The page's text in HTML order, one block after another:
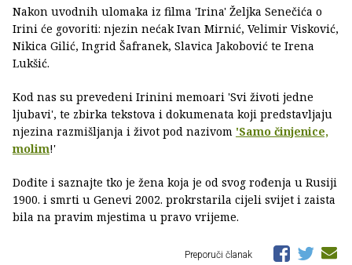
Nakon uvodnih ulomaka iz filma 'Irina' Željka Senečića o
Irini će govoriti: njezin nećak Ivan Mirnić, Velimir Visković,
Nikica Gilić, Ingrid Šafranek, Slavica Jakobović te Irena
Lukšić.
Kod nas su prevedeni Irinini memoari 'Svi životi jedne
ljubavi', te zbirka tekstova i dokumenata koji predstavljaju
njezina razmišljanja i život pod nazivom 'Samo činjenice,
molim!'
Dođite i saznajte tko je žena koja je od svog rođenja u Rusiji
1900. i smrti u Genevi 2002. prokrstarila cijeli svijet i zaista
bila na pravim mjestima u pravo vrijeme.
Preporuči članak